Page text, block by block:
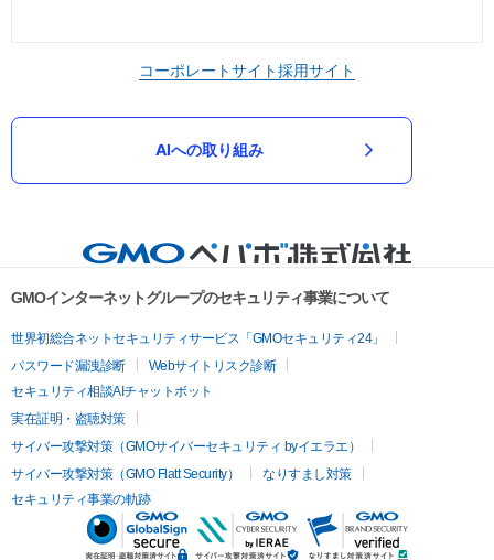
コーポレートサイト採用サイト
AIへの取り組み
GMOインターネットグループのセキュリティ事業について
世界初総合ネットセキュリティサービス「GMOセキュリティ24」
パスワード漏洩診断
Webサイトリスク診断
セキュリティ相談AIチャットボット
実在証明・盗聴対策
サイバー攻撃対策（GMOサイバーセキュリティ byイエラエ）
サイバー攻撃対策（GMO Flatt Security）
なりすまし対策
セキュリティ事業の軌跡